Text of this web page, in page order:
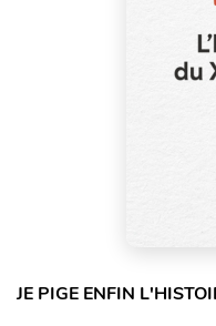
JE PIGE ENFIN